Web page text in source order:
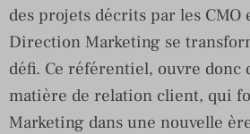
des projets décrits par les CMO
Direction Marketing se
défi. Ce référentiel, ouvre donc
matière de relation client, qui
Marketing dans une nouvelle